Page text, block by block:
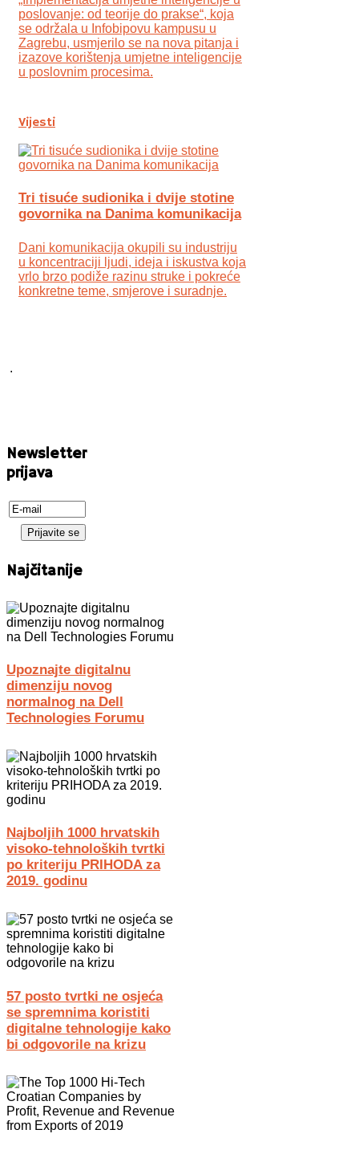
poslovanje: od teorije do prakse“, koja
se održala u Infobipovu kampusu u
Zagrebu, usmjerilo se na nova pitanja i
izazove korištenja umjetne inteligencije
u poslovnim procesima.
Vijesti
Tri tisuće sudionika i dvije stotine
govornika na Danima komunikacija
Dani komunikacija okupili su industriju
u koncentraciji ljudi, ideja i iskustva koja
vrlo brzo podiže razinu struke i pokreće
konkretne teme, smjerove i suradnje.
.
Newsletter
prijava
Najčitanije
Upoznajte digitalnu
dimenziju novog
normalnog na Dell
Technologies Forumu
Najboljih 1000 hrvatskih
visoko-tehnoloških tvrtki
po kriteriju PRIHODA za
2019. godinu
57 posto tvrtki ne osjeća
se spremnima koristiti
digitalne tehnologije kako
bi odgovorile na krizu